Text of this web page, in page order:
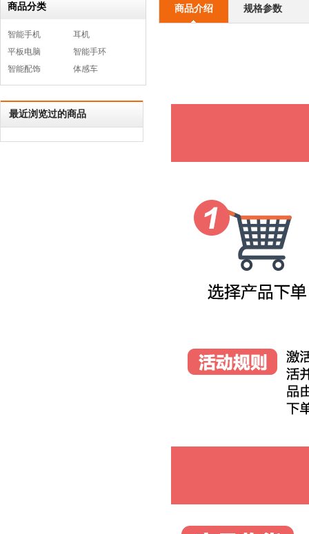
商品分类
智能手机
耳机
平板电脑
智能手环
智能配饰
体感车
最近浏览过的商品
商品介绍 规格参数